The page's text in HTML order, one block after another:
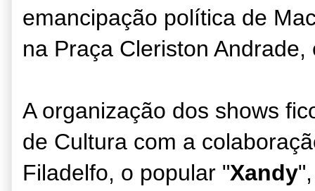
emancipação política de
na Praça Cleriston Andrade,
A organização dos shows
de Cultura com a
Filadelfo, o popular "Xandy